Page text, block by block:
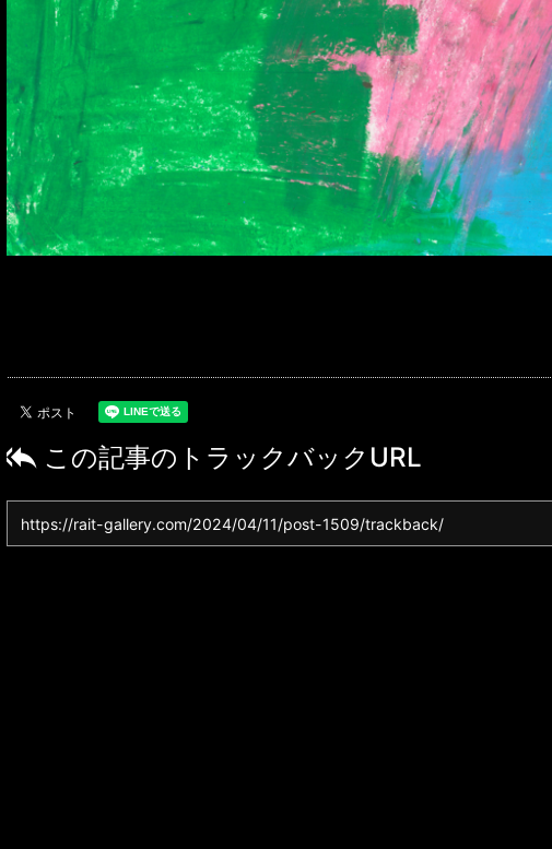
 この記事のトラックバックURL